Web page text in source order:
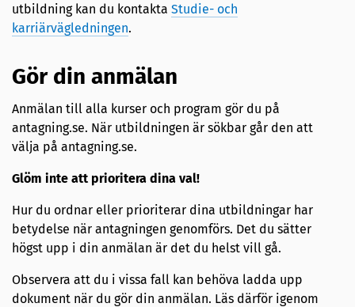
utbildning kan du kontakta Studie- och
karriärvägledningen.
Gör din anmälan
Anmälan till alla kurser och program gör du på
antagning.se. När utbildningen är sökbar går den att
välja på antagning.se.
Glöm inte att prioritera dina val!
Hur du ordnar eller prioriterar dina utbildningar har
betydelse när antagningen genomförs. Det du sätter
högst upp i din anmälan är det du helst vill gå.
Observera att du i vissa fall kan behöva ladda upp
dokument när du gör din anmälan. Läs därför igenom